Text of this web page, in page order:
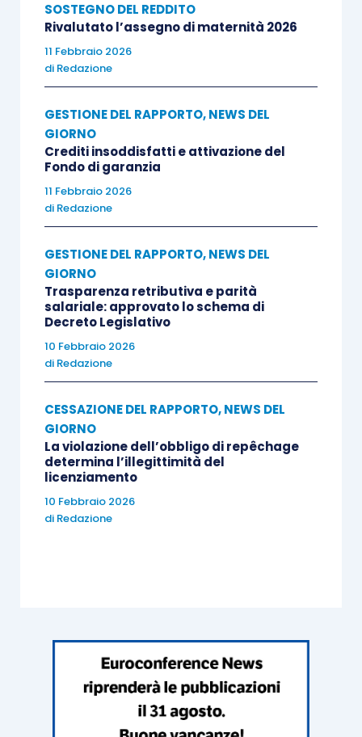
SOSTEGNO DEL REDDITO
Rivalutato l’assegno di maternità 2026
11 Febbraio 2026
di Redazione
GESTIONE DEL RAPPORTO,NEWS DEL
GIORNO
Crediti insoddisfatti e attivazione del
Fondo di garanzia
11 Febbraio 2026
di Redazione
GESTIONE DEL RAPPORTO,NEWS DEL
GIORNO
Trasparenza retributiva e parità
salariale: approvato lo schema di
Decreto Legislativo
10 Febbraio 2026
di Redazione
CESSAZIONE DEL RAPPORTO,NEWS DEL
GIORNO
La violazione dell’obbligo di repêchage
determina l’illegittimità del
licenziamento
10 Febbraio 2026
di Redazione